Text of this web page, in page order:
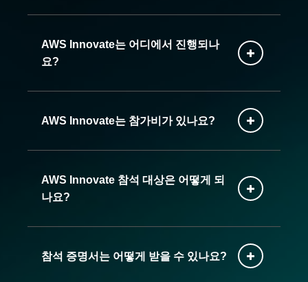
AWS Innovate는 어디에서 진행되나
요?
AWS Innovate는 참가비가 있나요?
AWS Innovate 참석 대상은 어떻게 되
나요?
참석 증명서는 어떻게 받을 수 있나요?